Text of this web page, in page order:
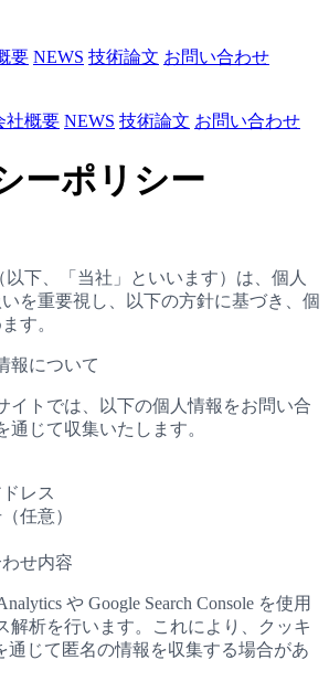
要 NEWS 技術論文 お問い合わせ
社概要 NEWS 技術論文 お問い合わせ
ーポリシー
下、「当社」といいます）は、個人
を重要視し、以下の方針に基づき、個
す。
報について
イトでは、以下の個人情報をお問い合
通じて収集いたします。
レス
任意）
せ内容
や Google Search Console を使用
解析を行います。これにより、クッキ
通じて匿名の情報を収集する場合があ